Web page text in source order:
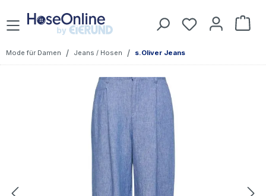
Zum Hauptinhalt springen Du hast 0
Mode für Damen / Jeans / Hosen / s.Oliver Jeans
Bildergalerie überspringen